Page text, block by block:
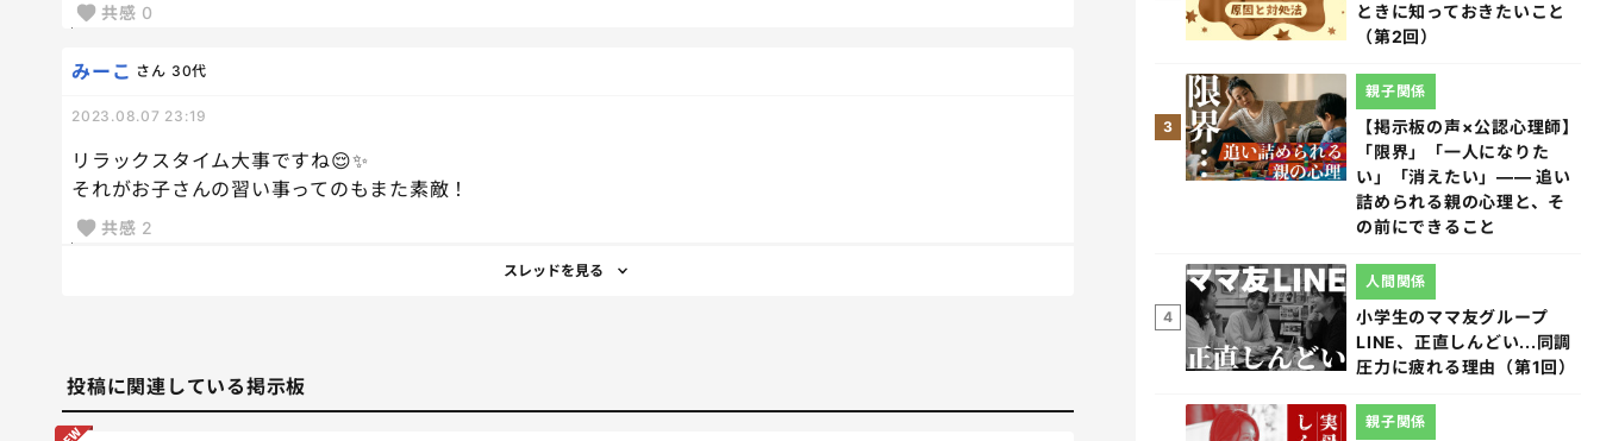
共感 0
みーこ さん 30代
2023.08.07 23:19
リラックスタイム大事ですね😌✨
それがお子さんの習い事ってのもまた素敵！
共感 2
スレッドを見る
投稿に関連している掲示板
ときに知っておきたいこと
（第2回）
3
【掲示板の声×公認心理師】
「限界」「一人になりた
い」「消えたい」―― 追い
詰められる親の心理と、そ
の前にできること
親子関係
4
小学生のママ友グループ
LINE、正直しんどい...同調
圧力に疲れる理由（第1回）
人間関係
親子関係